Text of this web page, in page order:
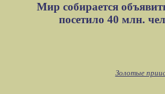
Мир собирается
посетило 40 млн.
Золотые